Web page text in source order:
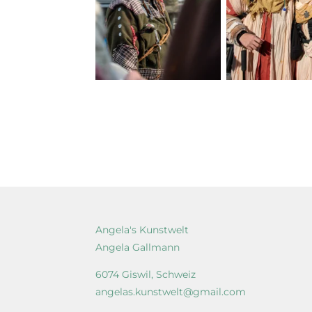
Angela's Kunstwelt
Angela Gallmann
6074 Giswil, Schweiz
angelas.kunstwelt@gmail.com